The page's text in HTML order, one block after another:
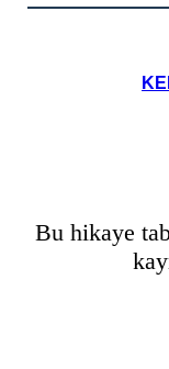
Bu hikaye